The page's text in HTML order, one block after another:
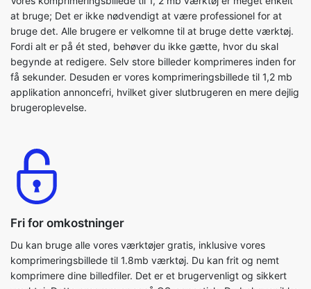
begynde at redigere. Selv store billeder komprimeres inden for
få sekunder. Desuden er vores komprimeringsbillede til 1,2 mb
applikation annoncefri, hvilket giver slutbrugeren en mere dejlig
brugeroplevelse.
Fri for omkostninger
Du kan bruge alle vores værktøjer gratis, inklusive vores
komprimeringsbillede til 1.8mb værktøj. Du kan frit og nemt
komprimere dine billedfiler. Det er et brugervenligt og sikkert
at registrere eller logge ind for at bruge komprimeringsbilledet
til 1,2 mb-værktøjet. Du kan komprimere dine billeder til 1,2 MB
så mange gange som du vil.